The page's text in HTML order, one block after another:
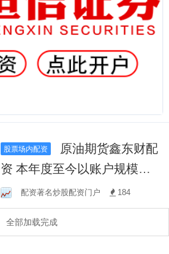
股票场内配资
资 本年度至今以账户规模扩
张为核心目标的进取资金使
用推荐的配资平
配资著名炒股配资门户 184
全部加载完成